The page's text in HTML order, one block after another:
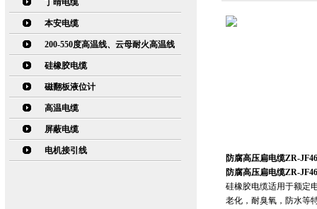
丁晴电缆
本安电缆
200-550度高温线、云母耐火高温线
硅橡胶电缆
磁翻板液位计
高温电缆
屏蔽电缆
电机接引线
防腐高压扁电缆ZR-
防腐高压扁电缆ZR-
硅橡胶电缆适用于额定
老化，耐臭氧，防水等